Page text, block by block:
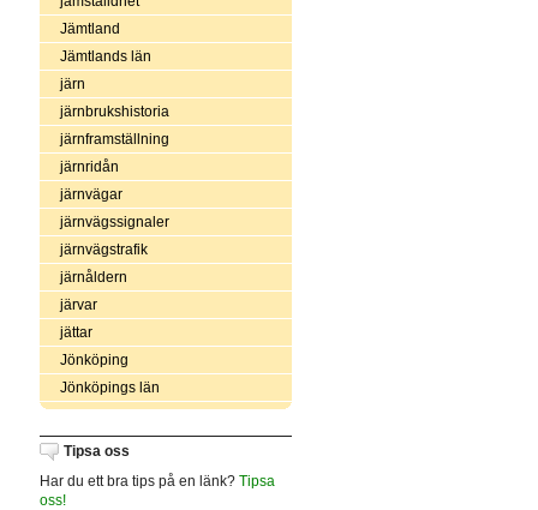
Jämtland
Jämtlands län
järn
järnbrukshistoria
järnframställning
järnridån
järnvägar
järnvägssignaler
järnvägstrafik
järnåldern
järvar
jättar
Jönköping
Jönköpings län
Tipsa oss
Har du ett bra tips på en länk? Tipsa
oss!